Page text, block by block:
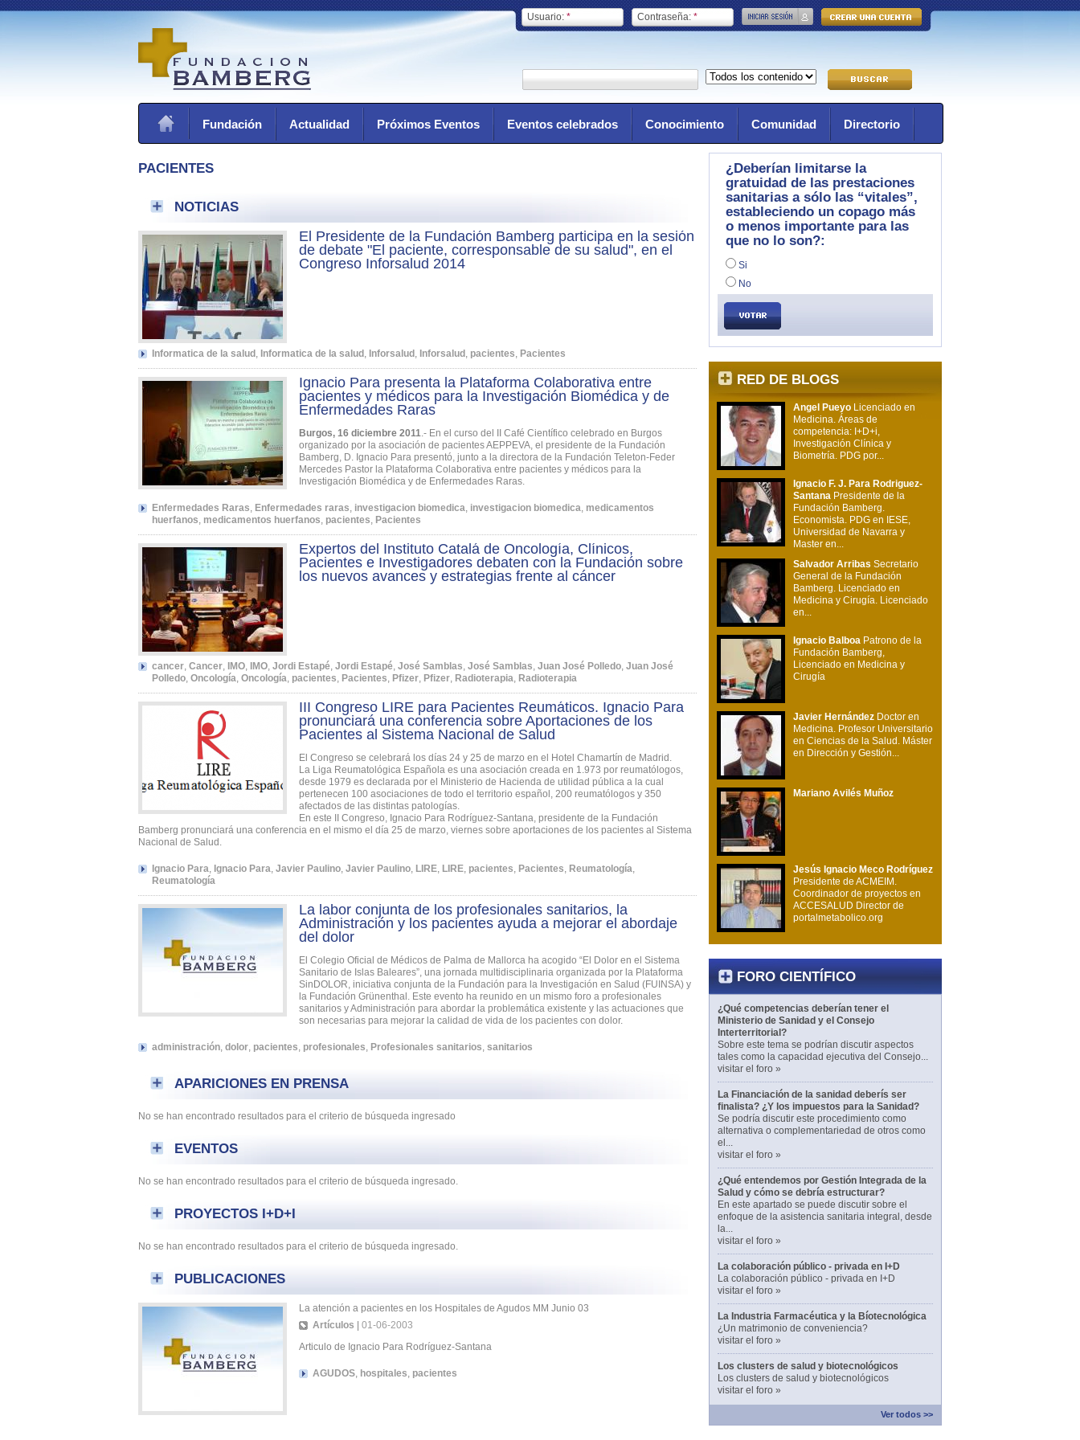
Usuario: * Contraseña: *
Fundación Actualidad Próximos Eventos Eventos celebrados Conocimiento Comunidad Directorio
¿Deberían limitarse la
gratuidad de las prestaciones
sanitarias a sólo las “vitales”,
estableciendo un copago más
o menos importante para las
que no lo son?:
Si
No
RED DE BLOGS
Angel Pueyo Licenciado en
Medicina. Áreas de
competencia: I+D+i,
Investigación Clínica y
Biometría. PDG por...
Ignacio F. J. Para Rodriguez-
Santana Presidente de la
Fundación Bamberg.
Economista. PDG en IESE,
Universidad de Navarra y
Master en...
Salvador Arribas Secretario
General de la Fundación
Bamberg. Licenciado en
Medicina y Cirugía. Licenciado
en...
Ignacio Balboa Patrono de la
Fundación Bamberg,
Licenciado en Medicina y
Cirugía
Javier Hernández Doctor en
Medicina. Profesor Universitario
en Ciencias de la Salud. Máster
en Dirección y Gestión...
Mariano Avilés Muñoz
Jesús Ignacio Meco Rodríguez
Presidente de ACMEIM.
Coordinador de proyectos en
ACCESALUD Director de
portalmetabolico.org
FORO CIENTÍFICO
¿Qué competencias deberían tener el
Ministerio de Sanidad y el Consejo
Interterritorial?
Sobre este tema se podrían discutir aspectos
tales como la capacidad ejecutiva del Consejo...
visitar el foro »
La Financiación de la sanidad deberís ser
finalista? ¿Y los impuestos para la Sanidad?
Se podría discutir este procedimiento como
alternativa o complementariedad de otros como
el...
visitar el foro »
¿Qué entendemos por Gestión Integrada de la
Salud y cómo se debría estructurar?
En este apartado se puede discutir sobre el
enfoque de la asistencia sanitaria integral, desde
la...
visitar el foro »
La colaboración público - privada en I+D
La colaboración público - privada en I+D
visitar el foro »
La Industria Farmacéutica y la Bíotecnológica
¿Un matrimonio de conveniencia?
visitar el foro »
Los clusters de salud y biotecnológicos
Los clusters de salud y biotecnológicos
visitar el foro »
Ver todos >>
PACIENTES
NOTICIAS
El Presidente de la Fundación Bamberg participa en la sesión
de debate "El paciente, corresponsable de su salud", en el
Congreso Inforsalud 2014
Informatica de la salud Informatica de la salud Inforsalud Inforsalud pacientes Pacientes
Ignacio Para presenta la Plataforma Colaborativa entre
pacientes y médicos para la Investigación Biomédica y de
Enfermedades Raras
Burgos, 16 diciembre 2011 .- En el curso del II Café Científico celebrado en Burgos
organizado por la asociación de pacientes AEPPEVA, el presidente de la Fundación
Bamberg, D. Ignacio Para presentó, junto a la directora de la Fundación Teleton-Feder
Mercedes Pastor la Plataforma Colaborativa entre pacientes y médicos para la
Investigación Biomédica y de Enfermedades Raras.
Enfermedades Raras Enfermedades raras investigacion biomedica investigacion biomedica medicamentos
huerfanos medicamentos huerfanos pacientes Pacientes
Expertos del Instituto Catalá de Oncología, Clínicos,
Pacientes e Investigadores debaten con la Fundación sobre
los nuevos avances y estrategias frente al cáncer
cancer Cancer IMO IMO Jordi Estapé Jordi Estapé José Samblas José Samblas Juan José Polledo Juan José
Polledo Oncología Oncología pacientes Pacientes Pfizer Pfizer Radioterapia Radioterapia
III Congreso LIRE para Pacientes Reumáticos. Ignacio Para
pronunciará una conferencia sobre Aportaciones de los
Pacientes al Sistema Nacional de Salud
El Congreso se celebrará los días 24 y 25 de marzo en el Hotel Chamartín de Madrid.
La Liga Reumatológica Española es una asociación creada en 1.973 por reumatólogos,
desde 1979 es declarada por el Ministerio de Hacienda de utilidad pública a la cual
pertenecen 100 asociaciones de todo el territorio español, 200 reumatólogos y 350
afectados de las distintas patologías.
En este II Congreso, Ignacio Para Rodríguez-Santana, presidente de la Fundación
Bamberg pronunciará una conferencia en el mismo el día 25 de marzo, viernes sobre aportaciones de los pacientes al Sistema
Nacional de Salud.
Ignacio Para Ignacio Para Javier Paulino Javier Paulino LIRE LIRE pacientes Pacientes Reumatología
Reumatología
La labor conjunta de los profesionales sanitarios, la
Administración y los pacientes ayuda a mejorar el abordaje
del dolor
El Colegio Oficial de Médicos de Palma de Mallorca ha acogido “El Dolor en el Sistema
Sanitario de Islas Baleares”, una jornada multidisciplinaria organizada por la Plataforma
SinDOLOR, iniciativa conjunta de la Fundación para la Investigación en Salud (FUINSA) y
la Fundación Grünenthal. Este evento ha reunido en un mismo foro a profesionales
sanitarios y Administración para abordar la problemática existente y las actuaciones que
son necesarias para mejorar la calidad de vida de los pacientes con dolor.
administración dolor pacientes profesionales Profesionales sanitarios sanitarios
APARICIONES EN PRENSA
No se han encontrado resultados para el criterio de búsqueda ingresado
EVENTOS
No se han encontrado resultados para el criterio de búsqueda ingresado.
PROYECTOS I+D+I
No se han encontrado resultados para el criterio de búsqueda ingresado.
PUBLICACIONES
La atención a pacientes en los Hospitales de Agudos MM Junio 03
Artículos | 01-06-2003
Articulo de Ignacio Para Rodríguez-Santana
AGUDOS hospitales pacientes